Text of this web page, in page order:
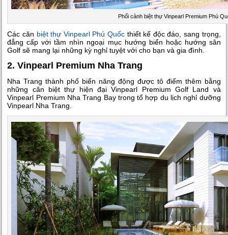
Phối cảnh biệt thự Vinpearl Premium Phú
Các căn biệt thự Vinpearl Phú Quốc thiết kế độc đáo, sang trọng,
đẳng cấp với tầm nhìn ngoại mục hướng biển hoặc hướng sân
Golf sẽ mang lại những kỳ nghỉ tuyệt với cho bạn và gia đình.
2. Vinpearl Premium Nha Trang
Nha Trang thành phố biển năng động được tô điểm thêm bằng
những căn biệt thự hiện đại Vinpearl Premium Golf Land và
Vinpearl Premium Nha Trang Bay trong tổ hợp du lịch nghỉ dưỡng
Vinpearl Nha Trang.